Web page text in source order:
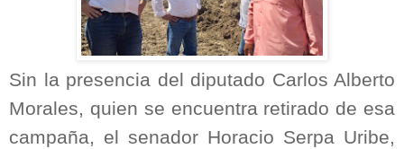
Sin la presencia del diputado Carlos Alberto
Morales, quien se encuentra retirado de esa
campaña, el senador Horacio Serpa Uribe,